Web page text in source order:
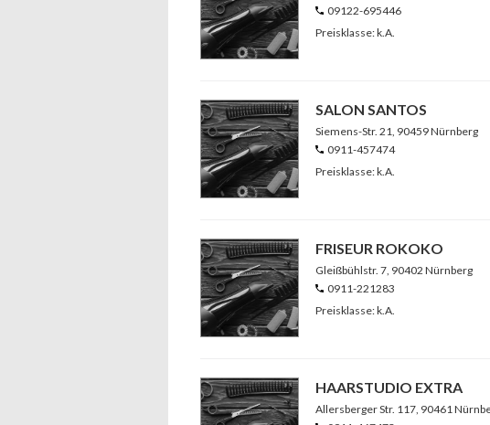
09122-695446
Preisklasse: k.A.
SALON SANTOS
Siemens-Str. 21, 90459 Nürnberg
0911-457474
Preisklasse: k.A.
FRISEUR ROKOKO
Gleißbühlstr. 7, 90402 Nürnberg
0911-221283
Preisklasse: k.A.
HAARSTUDIO EXTRA
Allersberger Str. 117, 90461